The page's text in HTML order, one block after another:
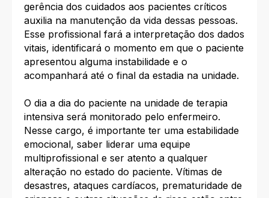
gerência dos cuidados aos pacientes críticos
auxilia na manutenção da vida dessas pessoas.
Esse profissional fará a interpretação dos dados
vitais, identificará o momento em que o paciente
apresentou alguma instabilidade e o
acompanhará até o final da estadia na unidade.
O dia a dia do paciente na unidade de terapia
intensiva será monitorado pelo enfermeiro.
Nesse cargo, é importante ter uma estabilidade
emocional, saber liderar uma equipe
multiprofissional e ser atento a qualquer
alteração no estado do paciente. Vítimas de
desastres, ataques cardíacos, prematuridade de